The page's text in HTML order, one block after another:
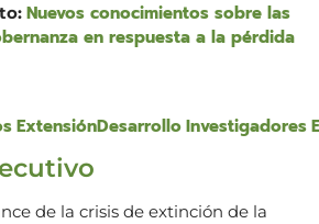
Nuevos conocimientos sobre las
en respuesta a la pérdida
ExtensiónDesarrolloInvestigadores
de la crisis de extinción de la